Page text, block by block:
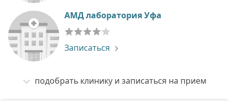
АМД лаборатория Уфа
Записаться
подобрать клинику и записаться на прием